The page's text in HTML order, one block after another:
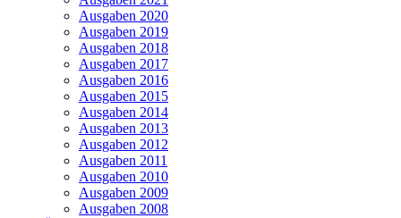
Ausgaben 2020
Ausgaben 2019
Ausgaben 2018
Ausgaben 2017
Ausgaben 2016
Ausgaben 2015
Ausgaben 2014
Ausgaben 2013
Ausgaben 2012
Ausgaben 2011
Ausgaben 2010
Ausgaben 2009
Ausgaben 2008